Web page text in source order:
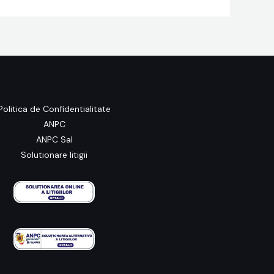
de Confidentialitate
ANPC
ANPC Sal
Solutionare litigii